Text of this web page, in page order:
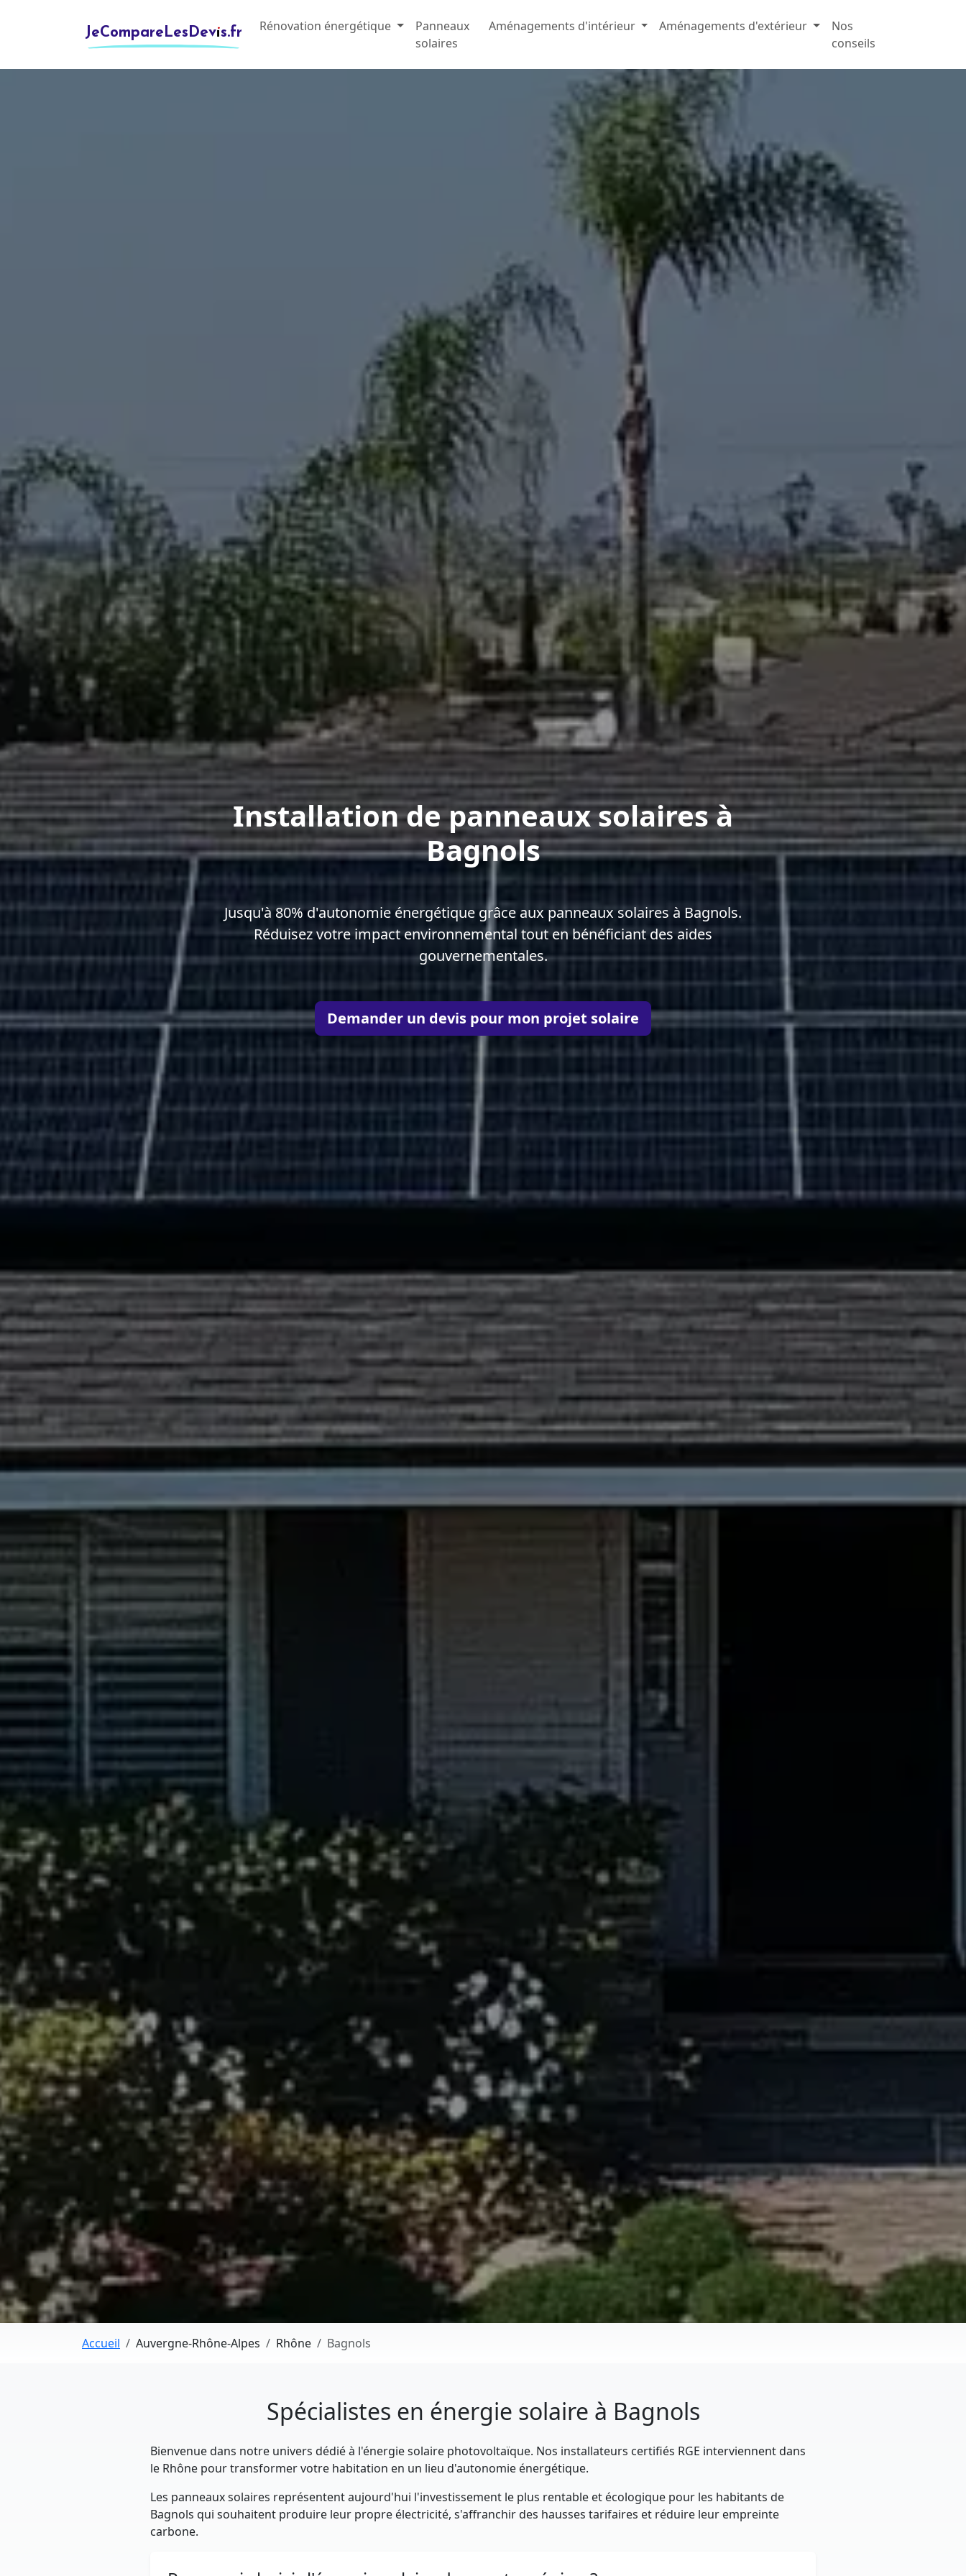
JeCompareLesDevis.fr Rénovation énergétique
Panneaux
solaires
Aménagements d'intérieur Aménagements d'extérieur
Nos
conseils
Installation de panneaux solaires à
Bagnols
Jusqu'à 80% d'autonomie énergétique grâce aux panneaux solaires à Bagnols.
Réduisez votre impact environnemental tout en bénéficiant des aides
gouvernementales.
Demander un devis pour mon projet solaire
Accueil Auvergne-Rhône-Alpes Rhône Bagnols
Spécialistes en énergie solaire à Bagnols
Bienvenue dans notre univers dédié à l'énergie solaire photovoltaïque. Nos installateurs certifiés RGE interviennent dans
le Rhône pour transformer votre habitation en un lieu d'autonomie énergétique.
Les panneaux solaires représentent aujourd'hui l'investissement le plus rentable et écologique pour les habitants de
Bagnols qui souhaitent produire leur propre électricité, s'affranchir des hausses tarifaires et réduire leur empreinte
carbone.